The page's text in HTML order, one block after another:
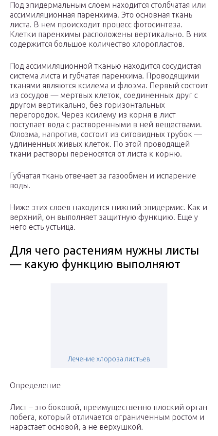
Под эпидермальным слоем находится столбчатая или
ассимиляционная паренхима. Это основная ткань
листа. В нем происходит процесс фотосинтеза.
Клетки паренхимы расположены вертикально. В них
содержится большое количество хлоропластов.
Под ассимиляционной тканью находится сосудистая
система листа и губчатая паренхима. Проводящими
тканями являются ксилема и флоэма. Первый состоит
из сосудов — мертвых клеток, соединенных друг с
другом вертикально, без горизонтальных
перегородок. Через ксилему из корня в лист
поступает вода с растворенными в ней веществами.
Флоэма, напротив, состоит из ситовидных трубок —
удлиненных живых клеток. По этой проводящей
ткани растворы переносятся от листа к корню.
Губчатая ткань отвечает за газообмен и испарение
воды.
Ниже этих слоев находится нижний эпидермис. Как и
верхний, он выполняет защитную функцию. Еще у
него есть устьица.
Для чего растениям нужны листы
— какую функцию выполняют
Лечение хлороза листьев
Определение
Лист – это боковой, преимущественно плоский орган
побега, который отличается ограниченным ростом и
нарастает основой, а не верхушкой.